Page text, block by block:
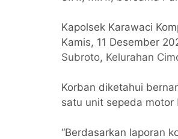
Kapolsek Karawaci
Kamis, 11 Desember
Subroto, Kelurahan
Korban diketahui
satu unit sepeda motor
“Berdasarkan laporan